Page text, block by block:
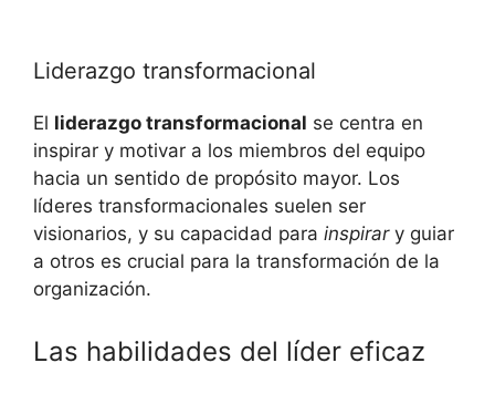
Liderazgo transformacional
El liderazgo transformacional se centra en
inspirar y motivar a los miembros del equipo
hacia un sentido de propósito mayor. Los
líderes transformacionales suelen ser
visionarios, y su capacidad para inspirary guiar
a otros es crucial para la transformación de la
organización.
Las habilidades del líder eficaz